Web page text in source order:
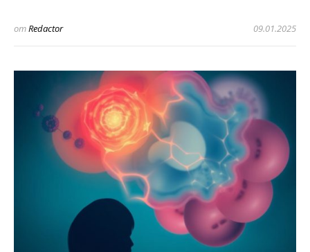
отRedactor 09.01.2025